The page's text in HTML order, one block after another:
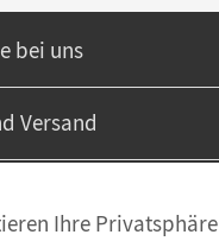
bei uns
Versand
Ihre Privatsphäre